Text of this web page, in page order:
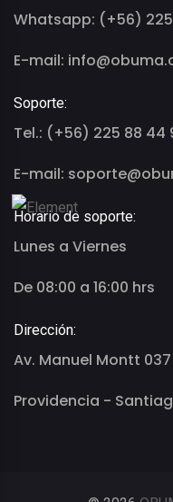
Whatsapp: (+56)
E-mail:
Soporte:
Tel.: (+56) 225 88 44
E-mail:
Horario de soporte:
Lunes a Viernes
De 08:00 a 16:00 hrs
Dirección:
Av. Manuel Montt
Providencia -